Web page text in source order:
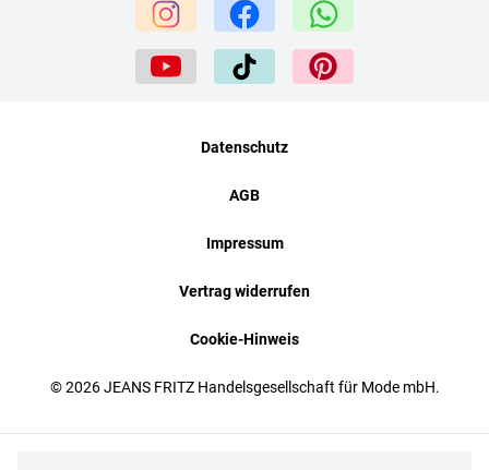
© 2026 JEANS FRITZ Handelsgesellschaft für Mode mbH.
Datenschutz
AGB
Impressum
Vertrag widerrufen
Cookie-Hinweis